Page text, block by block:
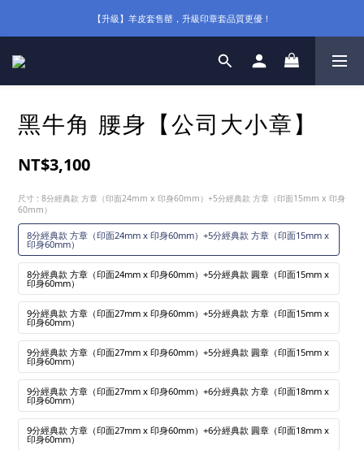
【升級】羊皮套售罄，升級印章套品質更優！
黑牛角 腰身【公司大小章】
NT$3,100
尺寸 : 8分經典款 方章（印面24mm x 印身60mm）+5分經典款 方章（印面15mm x 印身
60mm）
8分經典款 方章（印面24mm x 印身60mm）+5分經典款 方章（印面15mm x
印身60mm）
8分經典款 方章（印面24mm x 印身60mm）+5分經典款 圓章（印面15mm x
印身60mm）
9分經典款 方章（印面27mm x 印身60mm）+5分經典款 方章（印面15mm x
印身60mm）
9分經典款 方章（印面27mm x 印身60mm）+5分經典款 圓章（印面15mm x
印身60mm）
9分經典款 方章（印面27mm x 印身60mm）+6分經典款 方章（印面18mm x
印身60mm）
9分經典款 方章（印面27mm x 印身60mm）+6分經典款 圓章（印面18mm x
印身60mm）